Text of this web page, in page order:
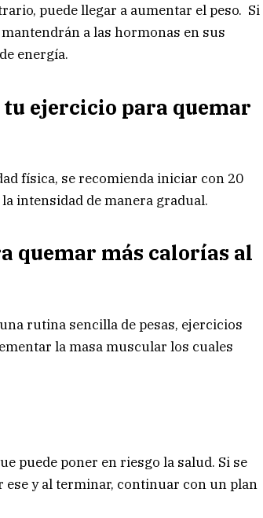
puede llegar a aumentar el peso. Si
a las hormonas en sus
energía.
ejercicio para quemar
física, se recomienda iniciar con 20
intensidad de manera gradual.
quemar más calorías al
rutina sencilla de pesas, ejercicios
la masa muscular los cuales
puede poner en riesgo la salud. Si se
y al terminar, continuar con un plan